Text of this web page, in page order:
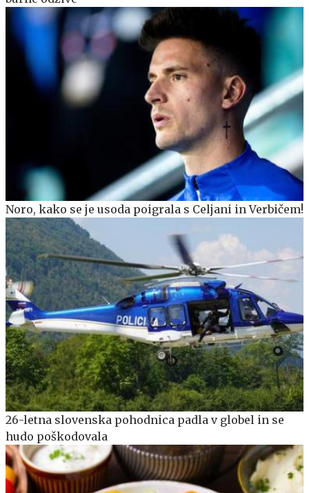
Noro, kako se je usoda poigrala s Celjani in Verbičem!
26-letna slovenska pohodnica padla v globel in se
hudo poškodovala